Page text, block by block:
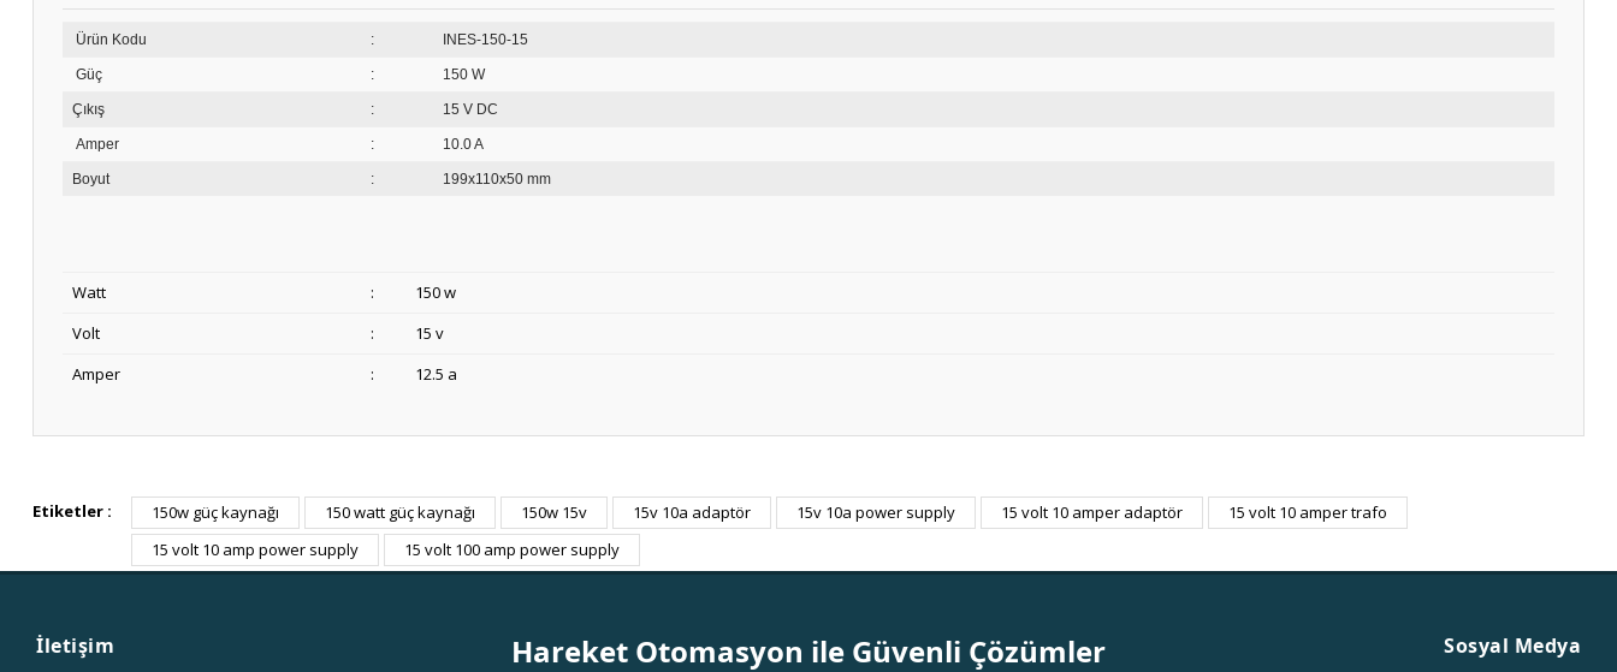
Ürün Kodu : INES-150-15
Güç : 150 W
Çıkış : 15 V DC
Amper : 10.0 A
Boyut : 199x110x50 mm
Watt :
150 w
Volt
:
15 v
Amper
: 12.5 a
Bu ürüne ilk yorumu siz yapın!
Etiketler : 150w güç kaynağı 150 watt güç kaynağı 150w 15v 15v 10a adaptör 15v 10a power supply 15 volt 10 amper adaptör
15 volt 10 amper trafo
15 volt 10 amp power supply
15 volt 100 amp power supply
İletişim Hareket Otomasyon ile Güvenli Çözümler Sosyal Medya